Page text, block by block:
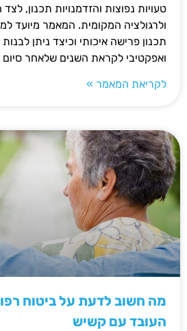
טעויות נפוצות והזדמנויות תכנון,
ולרגולציה המקומית. המאמר מיועד
תכנון פרישה איכותי וכיצד ניתן
ואפקטיבי לקראת השנים שלאחר
לקריאת המאמר »
מה חשוב לדעת על ביטוח
העובד עם קשיש